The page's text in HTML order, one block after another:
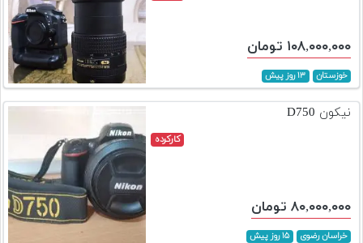
۱۰۸,۰۰۰,۰۰۰ تومان
خوزستان ۱۳ روز پیش
نیکون D750
کارکرده
۸۰,۰۰۰,۰۰۰ تومان
خراسان رضوی ۱۵ روز پیش